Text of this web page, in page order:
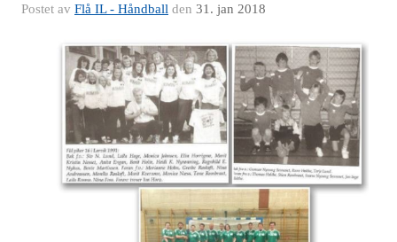
Postet av Flå IL - Håndball den 31. jan 2018